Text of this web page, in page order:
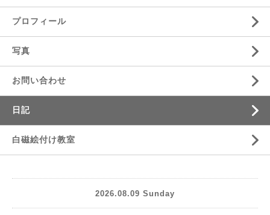
プロフィール
写真
お問い合わせ
日記
白磁絵付け教室
2026.08.09 Sunday